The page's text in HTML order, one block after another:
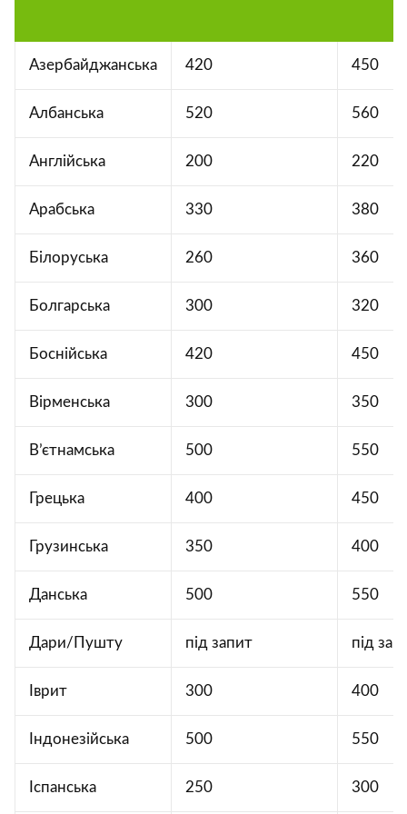
Азербайджанська 420 450
Албанська 520 560
Англійська 200 220
Арабська 330 380
Білоруська 260 360
Болгарська 300 320
Боснійська 420 450
Вірменська 300 350
В’єтнамська 500 550
Грецька 400 450
Грузинська 350 400
Данська 500 550
Дари/Пушту під запит під
Іврит 300 400
Індонезійська 500 550
Іспанська 250 300